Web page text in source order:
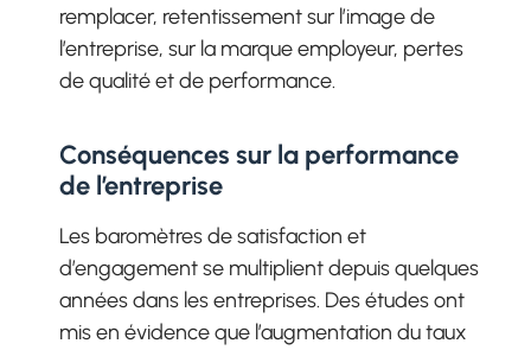
remplacer, retentissement sur l’image de
l’entreprise, sur la marque employeur, pertes
de qualité et de performance.
Conséquences sur la performance
de l’entreprise
Les baromètres de satisfaction et
d’engagement se multiplient depuis quelques
années dans les entreprises. Des études ont
mis en évidence que l’augmentation du taux